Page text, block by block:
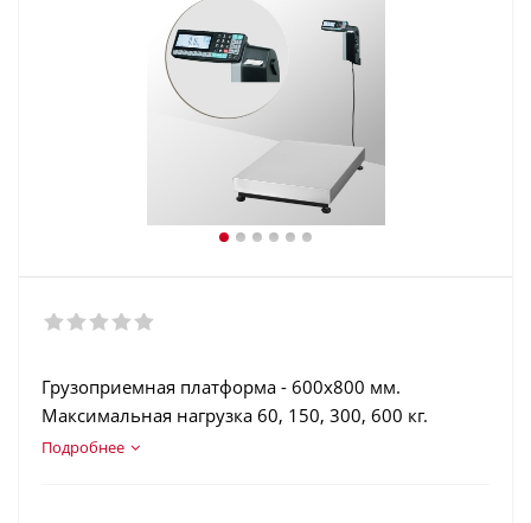
Грузоприемная платформа - 600х800 мм.
Максимальная нагрузка 60, 150, 300, 600 кг.
Этикетки со штрихкодами (EAN13…EAN128, GS1
Подробнее